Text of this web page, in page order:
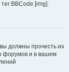
BBCode [img].
должны прочесть их
форумов и в вашем